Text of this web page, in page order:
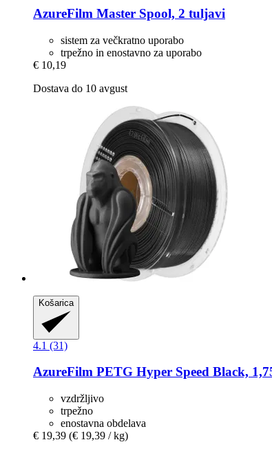
AzureFilm Master Spool, 2 tuljavi
sistem za večkratno uporabo
trpežno in enostavno za uporabo
€ 10,19
Dostava do 10 avgust
Košarica
4.1 (31)
AzureFilm PETG Hyper Speed Black,
vzdržljivo
trpežno
enostavna obdelava
€ 19,39 (€ 19,39 / kg)